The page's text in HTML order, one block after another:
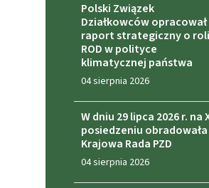
Polski Związek
Działkowców opracował
raport strategiczny o roli
ROD w polityce
klimatycznej państwa
04 sierpnia 2026
W dniu 29 lipca 2026 r. na
posiedzeniu obradowała
Krajowa Rada PZD
04 sierpnia 2026